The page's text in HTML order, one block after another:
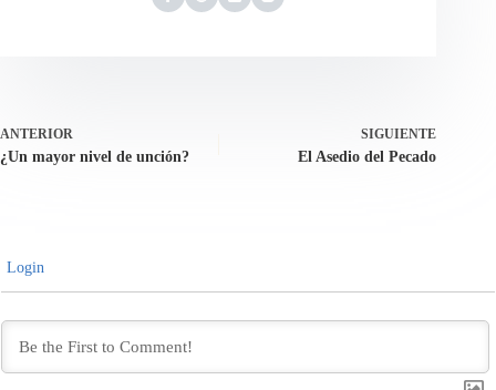
ANTERIOR
¿Un mayor nivel de unción?
SIGUIENTE
El Asedio del Pecado
Login